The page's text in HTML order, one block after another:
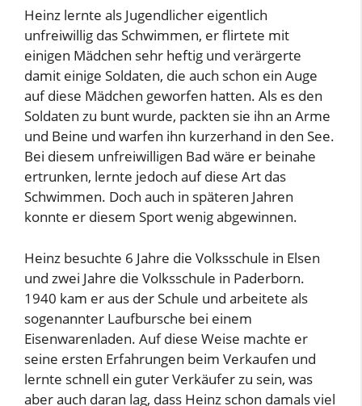
Heinz lernte als Jugendlicher eigentlich
unfreiwillig das Schwimmen, er flirtete mit
einigen Mädchen sehr heftig und verärgerte
damit einige Soldaten, die auch schon ein Auge
auf diese Mädchen geworfen hatten. Als es den
Soldaten zu bunt wurde, packten sie ihn an Arme
und Beine und warfen ihn kurzerhand in den See.
Bei diesem unfreiwilligen Bad wäre er beinahe
ertrunken, lernte jedoch auf diese Art das
Schwimmen. Doch auch in späteren Jahren
konnte er diesem Sport wenig abgewinnen.
Heinz besuchte 6 Jahre die Volksschule in Elsen
und zwei Jahre die Volksschule in Paderborn.
1940 kam er aus der Schule und arbeitete als
sogenannter Laufbursche bei einem
Eisenwarenladen. Auf diese Weise machte er
seine ersten Erfahrungen beim Verkaufen und
lernte schnell ein guter Verkäufer zu sein, was
aber auch daran lag, dass Heinz schon damals viel